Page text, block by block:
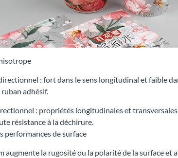
: fort dans le sens longitudinal et faible
adhésif.
: propriétés longitudinales et
résistance à la déchirure.
performances de surface
augmente la rugosité ou la polarité de la surface et